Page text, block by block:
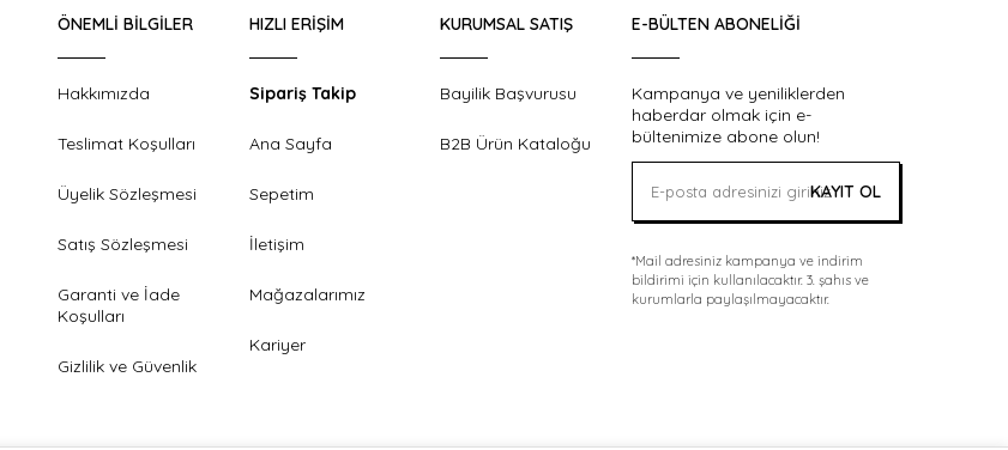
ÖNEMLI BILGILER
Hakkımızda
Teslimat Koşulları
Üyelik Sözleşmesi
Satış Sözleşmesi
Garanti ve İade
Koşulları
Gizlilik ve Güvenlik
HIZLI ERIŞIM
Sipariş Takip
Ana Sayfa
Sepetim
İletişim
Mağazalarımız
Kariyer
KURUMSAL SATIŞ
Bayilik Başvurusu
B2B Ürün Kataloğu
E-BÜLTEN ABONELIĞI
Kampanya ve yeniliklerden
haberdar olmak için e-
bültenimize abone olun!
KAYIT OL
*Mail adresiniz kampanya ve indirim
bildirimi için kullanılacaktır. 3. şahıs ve
kurumlarla paylaşılmayacaktır.